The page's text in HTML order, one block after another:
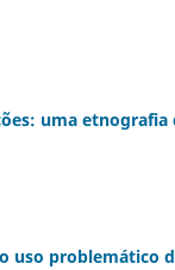
uma
uso problemático